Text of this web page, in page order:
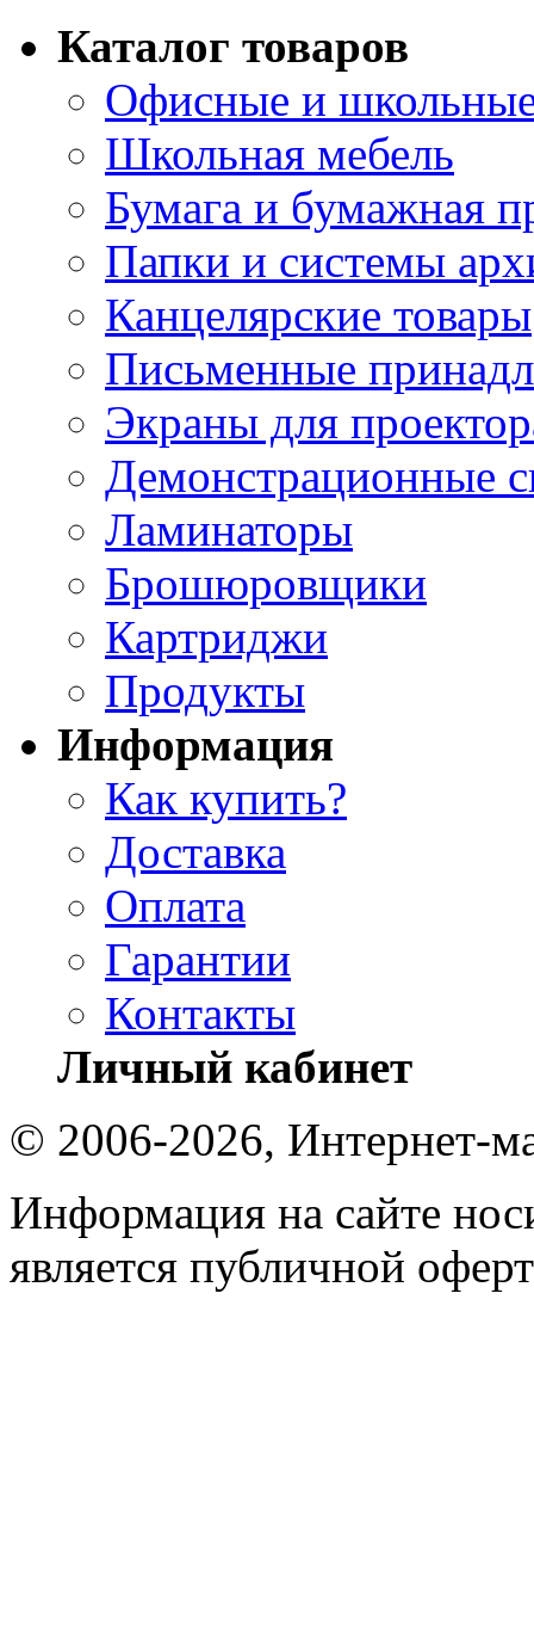
Каталог товаров
Офисные и
Школьная мебель
Бумага и бумажная
Папки и системы
Канцелярские товары
Письменные
Экраны для
Демонстрационные
Ламинаторы
Брошюровщики
Картриджи
Продукты
Информация
Как купить?
Доставка
Оплата
Гарантии
Контакты
Личный кабинет
© 2006-2026, Интернет-
Информация на сайте
является публичной